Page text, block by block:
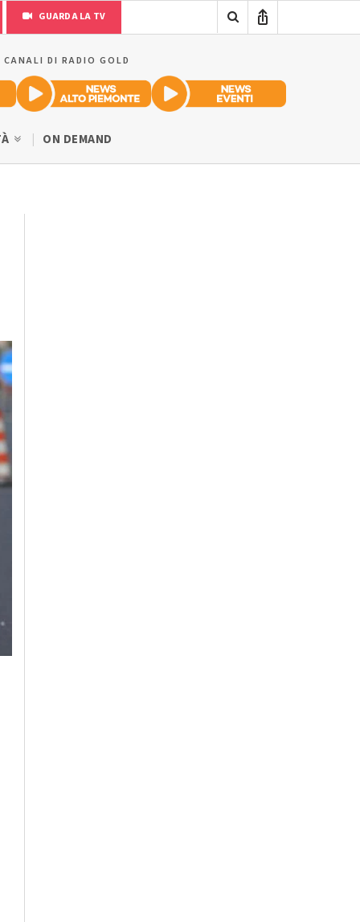
GUARDA LA TV
DI RADIO GOLD
ON DEMAND